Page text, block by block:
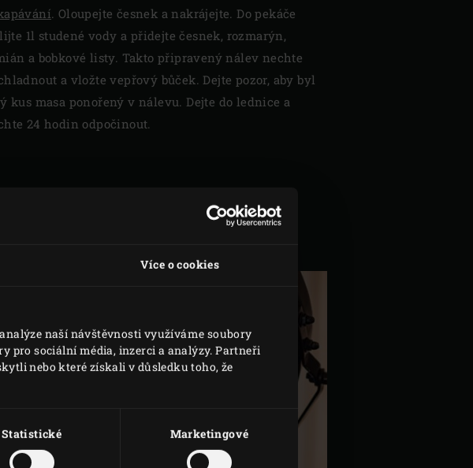
Více o cookies
naší návštěvnosti využíváme soubory
pro sociální média, inzerci a analýzy. Partneři
nebo které získali v důsledku toho, že
Statistické Marketingové
. Oloupejte česnek a nakrájejte. Do pekáče
1l studené vody a přidejte česnek, rozmarýn,
a bobkové listy. Takto připravený nálev nechte
a vložte vepřový bůček. Dejte pozor, aby byl
kus masa ponořený v nálevu. Dejte do lednice a
24 hodin odpočinout.